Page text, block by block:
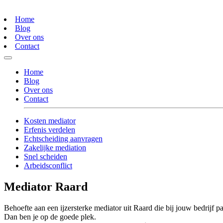
Home
Blog
Over ons
Contact
Home
Blog
Over ons
Contact
Kosten mediator
Erfenis verdelen
Echtscheiding aanvragen
Zakelijke mediation
Snel scheiden
Arbeidsconflict
Mediator Raard
Behoefte aan een ijzersterke mediator uit Raard die bij jouw bedrijf
Dan ben je op de goede plek.